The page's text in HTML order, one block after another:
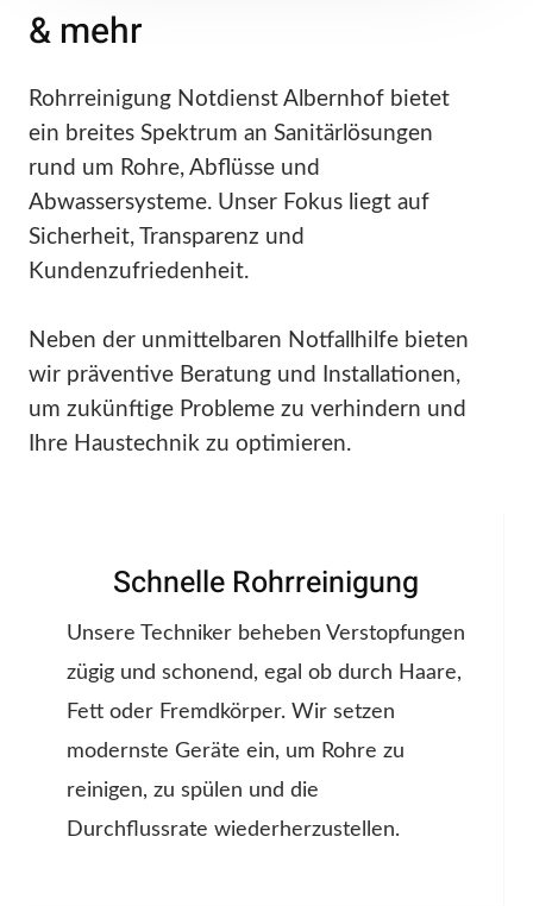
& mehr
Rohrreinigung Notdienst Albernhof bietet
ein breites Spektrum an Sanitärlösungen
rund um Rohre, Abflüsse und
Abwassersysteme. Unser Fokus liegt auf
Sicherheit, Transparenz und
Kundenzufriedenheit.
Neben der unmittelbaren Notfallhilfe bieten
wir präventive Beratung und Installationen,
um zukünftige Probleme zu verhindern und
Ihre Haustechnik zu optimieren.
Schnelle Rohrreinigung
Unsere Techniker beheben Verstopfungen
zügig und schonend, egal ob durch Haare,
Fett oder Fremdkörper. Wir setzen
modernste Geräte ein, um Rohre zu
reinigen, zu spülen und die
Durchflussrate wiederherzustellen.